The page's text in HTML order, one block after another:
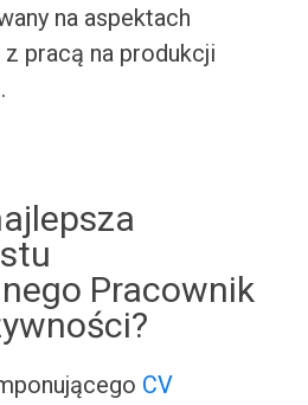
na aspektach
pracą na produkcji
Pracownik
CV